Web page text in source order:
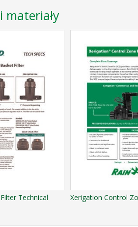
materiały
Technical
Xerigation Control